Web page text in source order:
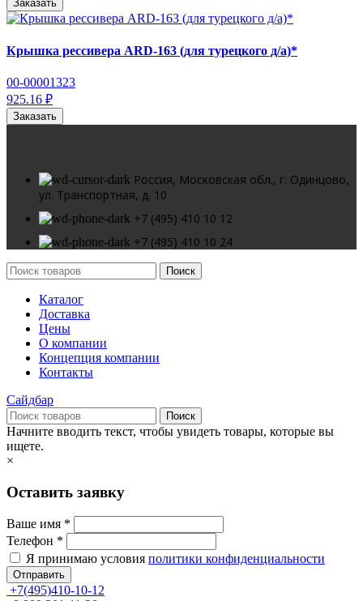
Заказать
Крышка рессивера ARD-163 (для турецкого д/а)*
00-00001323
925.16 ₽
Заказать
Россия, Московская обл., г. Одинцово,
ул. Транспортная, д. 10
+7 (495) 410 10 12
+7 (495) 410 10 24
Поиск
Каталог
Доставка
Цены
О компании
Концепция компании
Контакты
Сайдбар
Поиск
Начните вводить текст, чтобы увидеть товары, которые вы
ищете.
×
Оставить заявку
Ваше имя *
Телефон *
Я принимаю условия политики конфиденциальности
Отправить
+7(495)410-10-12